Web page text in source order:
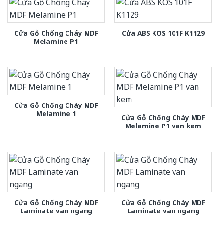
Cửa Gỗ Chống Cháy MDF
Melamine P1
Cửa ABS KOS 101F K1129
Cửa Gỗ Chống Cháy MDF
Melamine 1
Cửa Gỗ Chống Cháy MDF
Melamine P1 van kem
Cửa Gỗ Chống Cháy MDF
Laminate van ngang
Cửa Gỗ Chống Cháy MDF
Laminate van ngang